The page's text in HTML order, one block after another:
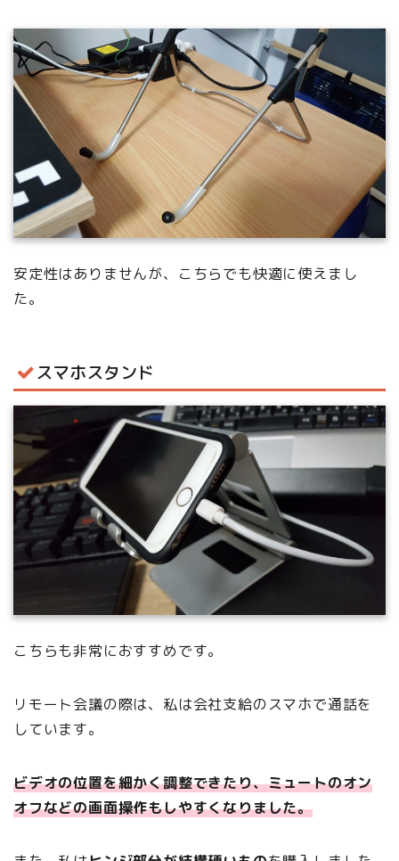
安定性はありませんが、こちらでも快適に使えまし
た。
スマホスタンド
こちらも非常におすすめです。
リモート会議の際は、私は会社支給のスマホで通話を
しています。
ビデオの位置を細かく調整できたり、ミュートのオン
オフなどの画面操作もしやすくなりました。